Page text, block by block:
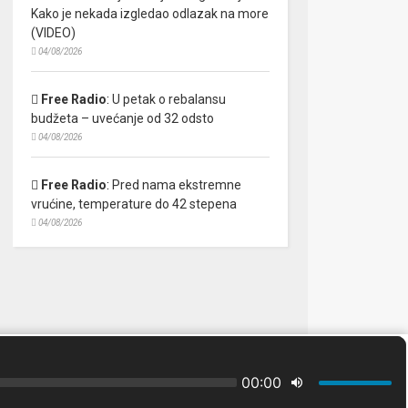
Kako je nekada izgledao odlazak na more
(VIDEO)
04/08/2026
Free Radio: U petak o rebalansu
budžeta – uvećanje od 32 odsto
04/08/2026
Free Radio: Pred nama ekstremne
vrućine, temperature do 42 stepena
04/08/2026